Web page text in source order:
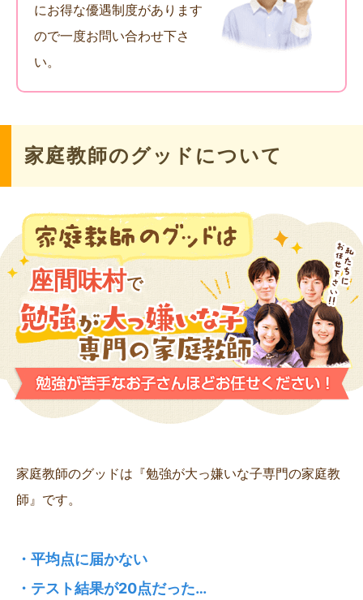
にお得な優遇制度があります
ので一度お問い合わせ下さ
い。
家庭教師のグッドについて
座間味村で
家庭教師のグッドは『勉強が大っ嫌いな子専門の家庭教
師』です。
・平均点に届かない
・テスト結果が20点だった…